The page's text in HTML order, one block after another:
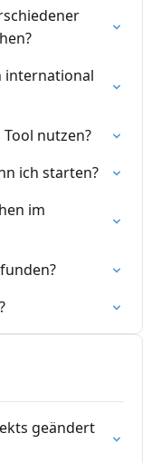
international
nutzen?
ich starten?
im
geändert